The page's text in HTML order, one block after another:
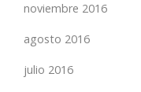
noviembre 2016
agosto 2016
julio 2016